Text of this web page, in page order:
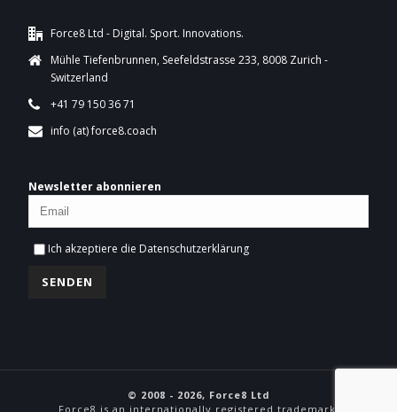
Force8 Ltd - Digital. Sport. Innovations.
Mühle Tiefenbrunnen, Seefeldstrasse 233, 8008 Zurich -
Switzerland
+41 79 150 36 71
info (at) force8.coach
Newsletter abonnieren
Ich akzeptiere die Datenschutzerklärung
© 2008 - 2026, Force8 Ltd
Force8 is an internationally registered trademark.